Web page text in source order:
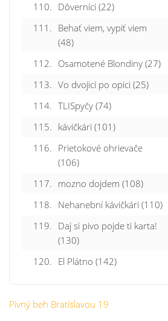
110. Dôverníci (22)
111. Behať viem, vypiť viem
(48)
112. Osamotené Blondiny (27)
113. Vo dvojici po opici (25)
114. TLISpyčy (74)
115. kávičkári (101)
116. Prietokové ohrievače
(106)
117. mozno dojdem (108)
118. Nehanební kávičkári (110)
119. Daj si pivo pojde ti karta!
(130)
120. El Plátno (142)
Pivný beh Bratislavou 19